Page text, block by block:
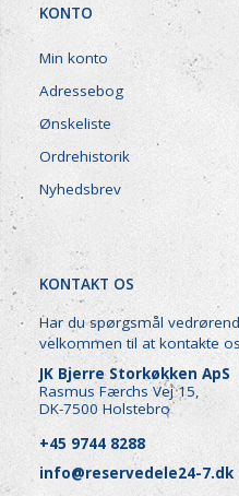
KONTO
Min konto
Adressebog
Ønskeliste
Ordrehistorik
Nyhedsbrev
KONTAKT OS
Har du spørgsmål
velkommen til at kontakte
JK Bjerre Storkøkken ApS
Rasmus Færchs Vej 15,
DK-7500 Holstebro
+45 9744 8288
info@reservedele24-7.dk